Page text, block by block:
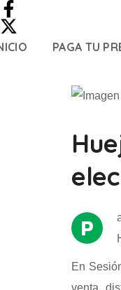
PAGA TU
P
En
venta,